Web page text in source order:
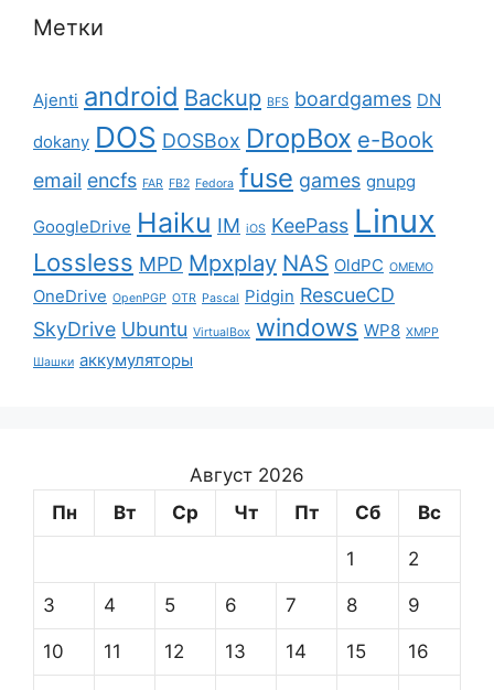
Метки
Ajenti android Backup BFS boardgames DN
dokany DOS DOSBox DropBox e-Book
email encfs FAR FB2 Fedora fuse games gnupg
GoogleDrive Haiku IM iOS KeePass Linux
Lossless MPD Mpxplay NAS OldPC OMEMO
OneDrive OpenPGP OTR Pascal Pidgin RescueCD
SkyDrive Ubuntu VirtualBox windows WP8 XMPP
Шашки аккумуляторы
Август 2026
Пн
Вт Ср Чт Пт Сб Вс
1 2
3 4 5 6 7 8 9
10 11 12 13 14 15 16